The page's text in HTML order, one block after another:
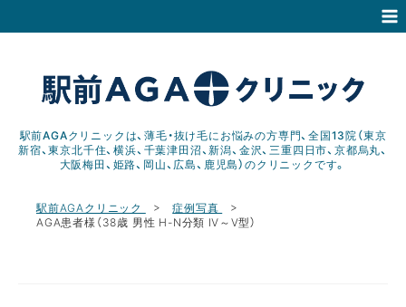
駅前AGAクリニックは、薄毛・抜け毛にお悩みの方専門、全国13院（東京
新宿、東京北千住、横浜、千葉津田沼、新潟、金沢、三重四日市、京都烏丸、
大阪梅田、姫路、岡山、広島、鹿児島）のクリニックです。
駅前AGAクリニック
症例写真
AGA患者様（38歳 男性 H-N分類 Ⅳ～Ⅴ型）